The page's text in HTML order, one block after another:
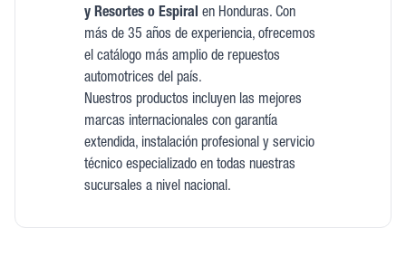
y Resortes o Espiral en Honduras. Con
más de 35 años de experiencia, ofrecemos
el catálogo más amplio de repuestos
automotrices del país.
Nuestros productos incluyen las mejores
marcas internacionales con garantía
extendida, instalación profesional y servicio
técnico especializado en todas nuestras
sucursales a nivel nacional.